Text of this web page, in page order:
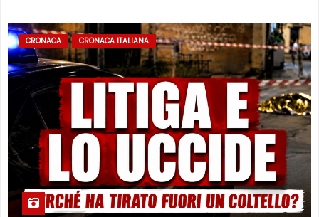
CRONACA CRONACA ITALIANA